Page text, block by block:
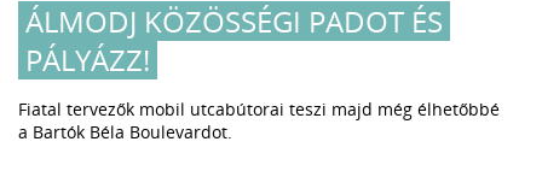
ÁLMODJ KÖZÖSSÉGI PADOT ÉS
PÁLYÁZZ!
Fiatal tervezők mobil utcabútorai teszi majd még élhetőbbé
a Bartók Béla Boulevardot.